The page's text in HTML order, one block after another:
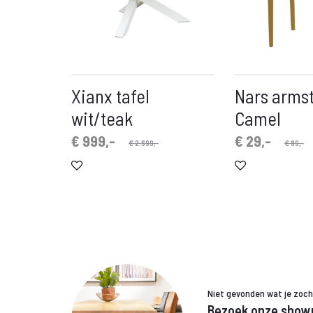
Xianx tafel
wit/teak
€2.699,-
Oorspronkelijke
€ 999,-
Huidige
prijs
Nars
Camel
€89,-
Oorspronkelijke
€ 29,-
Huidige
prijs
Niet gevonden wat je